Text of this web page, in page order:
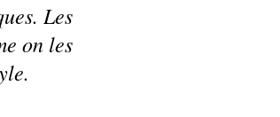
Les
on les